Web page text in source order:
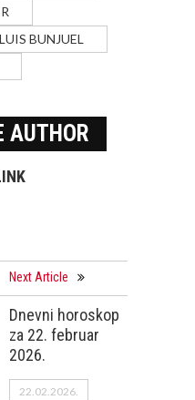
LUIS BUNJUEL
AUTHOR
Next Article
Dnevni horoskop
za 22. februar
2026.
22.02.2026.